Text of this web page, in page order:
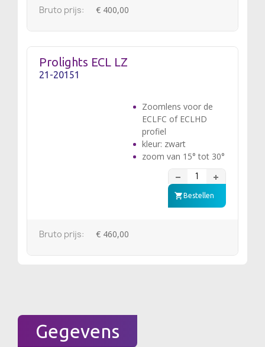
Bruto prijs: € 400,00
Prolights ECL LZ
21-20151
Zoomlens voor de
ECLFC of ECLHD
profiel
kleur: zwart
zoom van 15° tot 30°
Bestellen
Bruto prijs: € 460,00
Gegevens